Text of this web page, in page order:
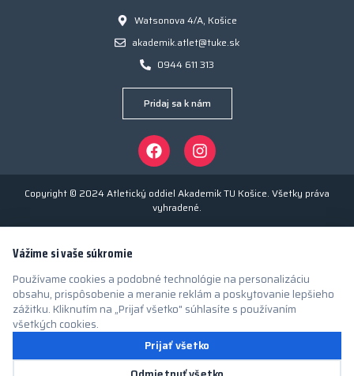
Watsonova 4/A, Košice
akademik.atlet@tuke.sk
0944 611 313
Pridaj sa k nám
Copyright © 2024 Atletický oddiel Akademik TU Košice. Všetky práva
vyhradené.
Vážime si vaše súkromie
Používame cookies a podobné technológie na personalizáciu
obsahu, prispôsobenie a meranie reklám a poskytovanie lepšieho
zážitku. Kliknutím na „Prijať všetko" súhlasíte s používaním
všetkých cookies.
Prijať všetko